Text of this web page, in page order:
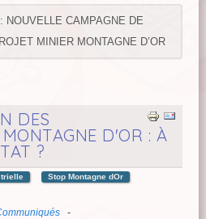
NOUVELLE CAMPAGNE DE
MINIER MONTAGNE D’OR
DES
D'OR : À
?
Stop Montagne dOr